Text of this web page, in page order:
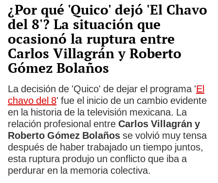
¿Por qué 'Quico' dejó 'El Chavo
del 8'? La situación que
ocasionó la ruptura entre
Carlos Villagrán y Roberto
Gómez Bolaños
La decisión de 'Quico' de dejar el programa 'El
chavo del 8' fue el inicio de un cambio evidente
en la historia de la televisión mexicana. La
relación profesional entre Carlos Villagrán y
Roberto Gómez Bolaños se volvió muy tensa
después de haber trabajado un tiempo juntos,
esta ruptura produjo un conflicto que iba a
perdurar en la memoria colectiva.